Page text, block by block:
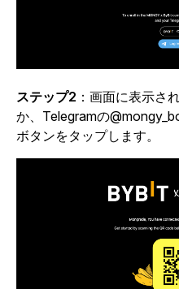
ステップ2 ：画面に表示さ
か、Telegramの
ボタンをタップします。